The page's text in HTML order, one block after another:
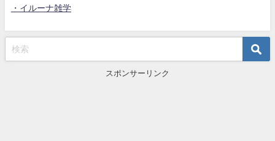
・イルーナ雑学
スポンサーリンク